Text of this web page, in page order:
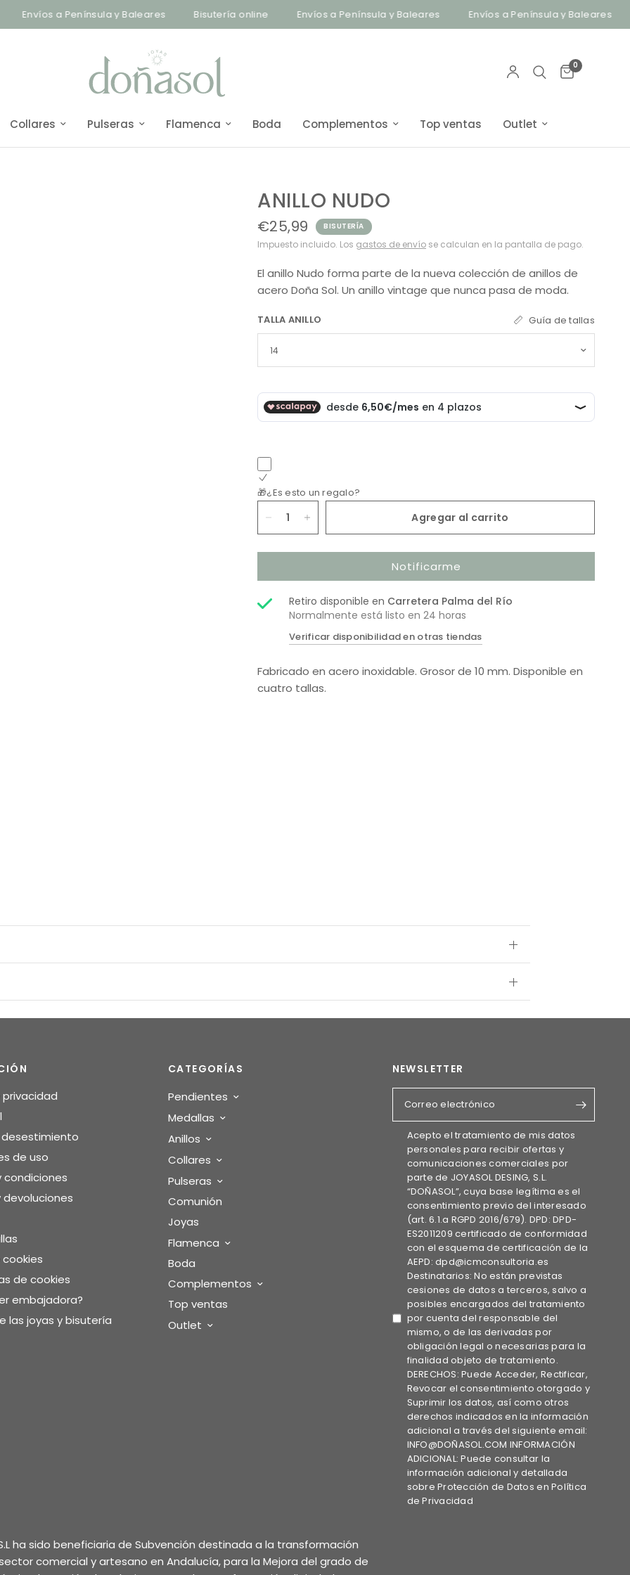
Envíos a Península y Baleares Bisutería online Envíos a Península y Baleares Envíos a Península y Baleares
0
Collares Pulseras Flamenca Boda Complementos Top ventas Outlet
ANILLO NUDO
€25,99 BISUTERÍA
Impuesto incluido. Los gastos de envío se calculan en la pantalla de pago.
El anillo Nudo forma parte de la nueva colección de anillos de
acero Doña Sol. Un anillo vintage que nunca pasa de moda.
TALLA ANILLO Guía de tallas
🎁¿Es esto un regalo?
Agregar al carrito
Notificarme
Retiro disponible en Carretera Palma del Río
Normalmente está listo en 24 horas
Verificar disponibilidad en otras tiendas
Fabricado en acero inoxidable. Grosor de 10 mm. Disponible en
cuatro tallas.
desestimiento
de uso
condiciones
de cookies
embajadora?
las joyas y bisutería
CATEGORÍAS
Pendientes
Medallas
Anillos
Collares
Pulseras
Comunión
Joyas
Flamenca
Boda
Complementos
Top ventas
Outlet
NEWSLETTER
Correo electrónico
Acepto el tratamiento de mis datos
personales para recibir ofertas y
comunicaciones comerciales por
parte de JOYASOL DESING, S.L.
“DOÑASOL”, cuya base legítima es el
consentimiento previo del interesado
(art. 6.1.a RGPD 2016/679). DPD: DPD-
ES2011209 certificado de conformidad
con el esquema de certificación de la
AEPD: dpd@icmconsultoria.es
Destinatarios: No están previstas
cesiones de datos a terceros, salvo a
posibles encargados del tratamiento
por cuenta del responsable del
mismo, o de las derivadas por
obligación legal o necesarias para la
finalidad objeto de tratamiento.
DERECHOS: Puede Acceder, Rectificar,
Revocar el consentimiento otorgado y
Suprimir los datos, así como otros
derechos indicados en la información
adicional a través del siguiente email:
INFO@DOÑASOL.COM INFORMACIÓN
ADICIONAL: Puede consultar la
información adicional y detallada
sobre Protección de Datos en Política
de Privacidad
S.L ha sido beneficiaria de Subvención destinada a la transformación
comercial y artesano en Andalucía, para la Mejora del grado de